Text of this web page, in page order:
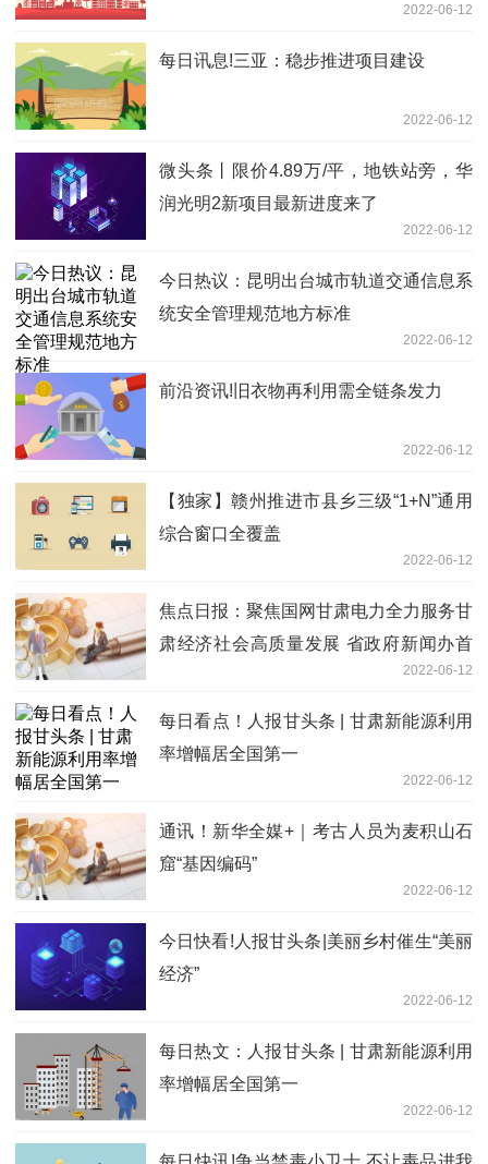
2022-06-12
每日讯息!三亚：稳步推进项目建设
2022-06-12
微头条丨限价4.89万/平，地铁站旁，华
润光明2新项目最新进度来了
2022-06-12
今日热议：昆明出台城市轨道交通信息系
统安全管理规范地方标准
2022-06-12
前沿资讯!旧衣物再利用需全链条发力
2022-06-12
【独家】赣州推进市县乡三级“1+N”通用
综合窗口全覆盖
2022-06-12
焦点日报：聚焦国网甘肃电力全力服务甘
肃经济社会高质量发展 省政府新闻办首
场企业沉浸式新闻发布会在刘家峡举行
2022-06-12
每日看点！人报甘头条 | 甘肃新能源利用
率增幅居全国第一
2022-06-12
通讯！新华全媒+｜考古人员为麦积山石
窟“基因编码”
2022-06-12
今日快看!人报甘头条|美丽乡村催生“美丽
经济”
2022-06-12
每日热文：人报甘头条 | 甘肃新能源利用
率增幅居全国第一
2022-06-12